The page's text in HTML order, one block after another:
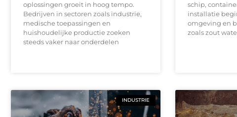
oplossingen groeit in hoog tempo.
Bedrijven in sectoren zoals industrie,
medische toepassingen en
huishoudelijke productie zoeken
steeds vaker naar onderdelen
schip,
installatie
omgeving en
zoals zout
INDUSTRIE